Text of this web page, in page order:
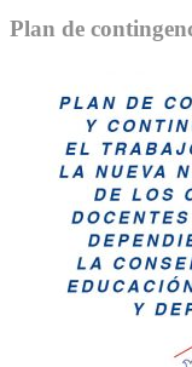
Plan de